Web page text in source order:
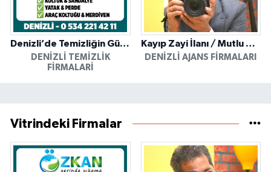
Denizli’de Temizliğin Güvenilir Adresi: Özkan Yerinde Yıkama
DENIZLI TEMIZLIK
FIRMALARI
Kayıp Zayi İlanı / Mutlu Ajans / Denizli
DENIZLI AJANS FIRMALARI
Vitrindeki Firmalar